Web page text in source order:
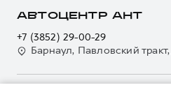
Для малого бизнеса
Электронный ПТС
GWM Безопасность
Мобильное приложение
О дилере
Наша команда
Контакты
АВТОЦЕНТР АНТ
+7 (3852) 29-00-29
Барнаул, Павловский